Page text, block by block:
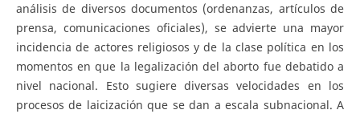
análisis de diversos documentos (ordenanzas, artículos de
prensa, comunicaciones oficiales), se advierte una mayor
incidencia de actores religiosos y de la clase política en los
momentos en que la legalización del aborto fue debatido a
nivel nacional. Esto sugiere diversas velocidades en los
procesos de laicización que se dan a escala subnacional. A